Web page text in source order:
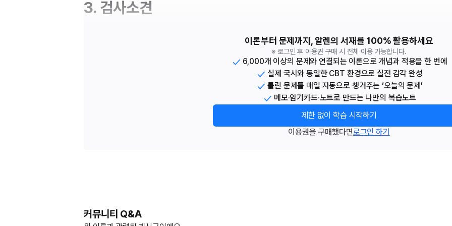
3. 검사소견
이론부터 문제까지, 알렌의 서재를 100% 활용하세요
※ 로그인 후 이용권 구매 시 전체 이용 가능합니다.
6,000개 이상의 문제와 연결되는 이론으로 개념과 적용을 한 번에
실제 국시와 동일한 CBT 환경으로 실전 감각 완성
틀린 문제를 매일 자동으로 챙겨주는 ‘오늘의 문제’
메모·암기카드·노트로 만드는 나만의 복습노트
제한 없이 학습 시작하기
이용권을 구매했다면로그인 하기
커뮤니티 Q&A